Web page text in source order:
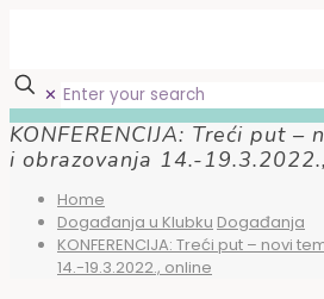
✕
KONFERENCIJA: Treći put
i obrazovanja 14.-
Home
Događanja u Klubku Događanja
KONFERENCIJA: Treći put – novi
14.-19.3.2022., online